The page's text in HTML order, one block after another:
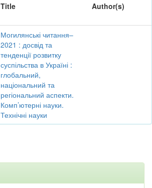
Title Author(s)
Могилянські читання–
2021 : досвід та
тенденції розвитку
суспільства в Україні :
глобальний,
національний та
регіональний аспекти.
Комп’ютерні науки.
Технічні науки